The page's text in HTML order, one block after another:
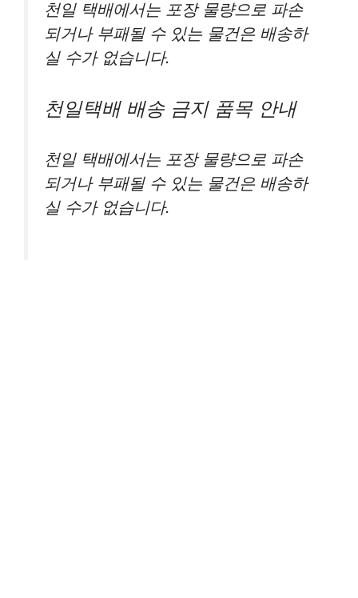
천일 택배에서는 포장 물량으로 파손
되거나 부패될 수 있는 물건은 배송하
실 수가 없습니다.
천일택배 배송 금지 품목 안내
천일 택배에서는 포장 물량으로 파손
되거나 부패될 수 있는 물건은 배송하
실 수가 없습니다.